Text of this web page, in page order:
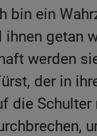
bin ein
ihnen getan
werden
der in
die Schulter